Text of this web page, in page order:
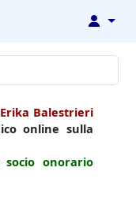
↓
Balestrieri
online sulla
onorario